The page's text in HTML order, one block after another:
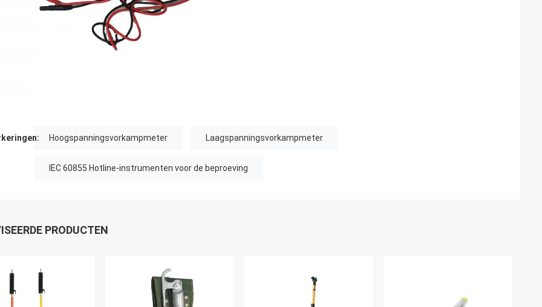
Hoogspanningsvorkampmeter Laagspanningsvorkampmeter
IEC 60855 Hotline-instrumenten voor de beproeving
PRODUCTEN